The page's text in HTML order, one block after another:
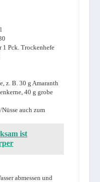
1 Pck. Trockenhefe
z. B. 30 g Amaranth
40 g grobe
auch zum
ist
abmessen und